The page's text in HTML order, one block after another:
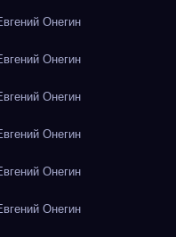
Онегин
Онегин
Онегин
Онегин
Онегин
Онегин